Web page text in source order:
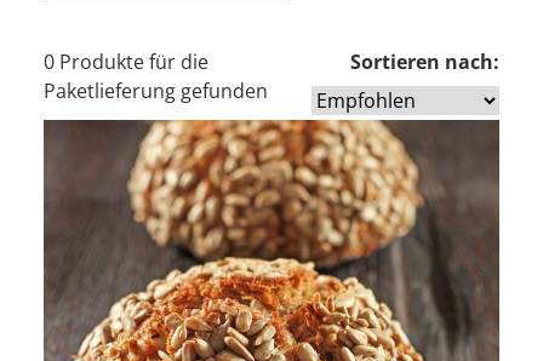
0 Produkte für die
Paketlieferung gefunden
Sortieren nach: